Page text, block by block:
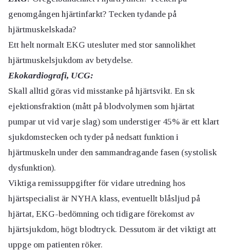
genomgången hjärtinfarkt? Tecken tydande på
hjärtmuskelskada?
Ett helt normalt EKG utesluter med stor sannolikhet
hjärtmuskelsjukdom av betydelse.
Ekokardiografi, UCG:
Skall alltid göras vid misstanke på hjärtsvikt. En sk
ejektionsfraktion (mått på blodvolymen som hjärtat
pumpar ut vid varje slag) som understiger 45% är ett klart
sjukdomstecken och tyder på nedsatt funktion i
hjärtmuskeln under den sammandragande fasen (systolisk
dysfunktion).
Viktiga remissuppgifter för vidare utredning hos
hjärtspecialist är NYHA klass, eventuellt blåsljud på
hjärtat, EKG-bedömning och tidigare förekomst av
hjärtsjukdom, högt blodtryck. Dessutom är det viktigt att
uppge om patienten röker.